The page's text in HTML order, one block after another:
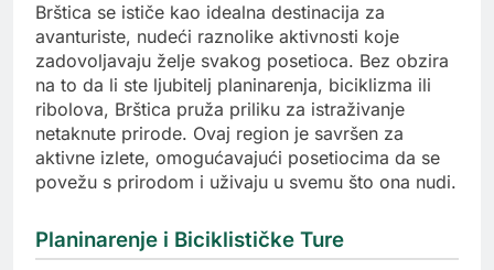
Brštica se ističe kao idealna destinacija za
avanturiste, nudeći raznolike aktivnosti koje
zadovoljavaju želje svakog posetioca. Bez obzira
na to da li ste ljubitelj planinarenja, biciklizma ili
ribolova, Brštica pruža priliku za istraživanje
netaknute prirode. Ovaj region je savršen za
aktivne izlete, omogućavajući posetiocima da se
povežu s prirodom i uživaju u svemu što ona nudi.
Planinarenje i Biciklističke Ture